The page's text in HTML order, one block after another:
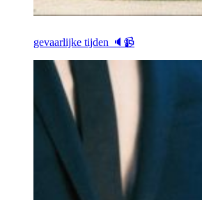
gevaarlijke tijden 🔈📹